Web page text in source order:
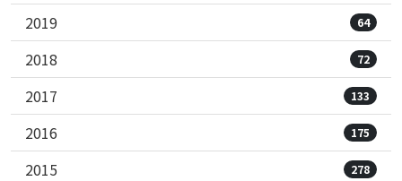
2019 64
2018 72
2017 133
2016 175
2015 278